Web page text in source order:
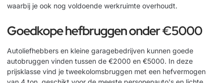
waarbij je ook nog voldoende werkruimte overhoudt.
Goedkope hefbruggen onder €5000
Autoliefhebbers en kleine garagebedrijven kunnen goede
autobruggen vinden tussen de €2000 en €5000. In deze
prijsklasse vind je tweekolomsbruggen met een hefvermogen